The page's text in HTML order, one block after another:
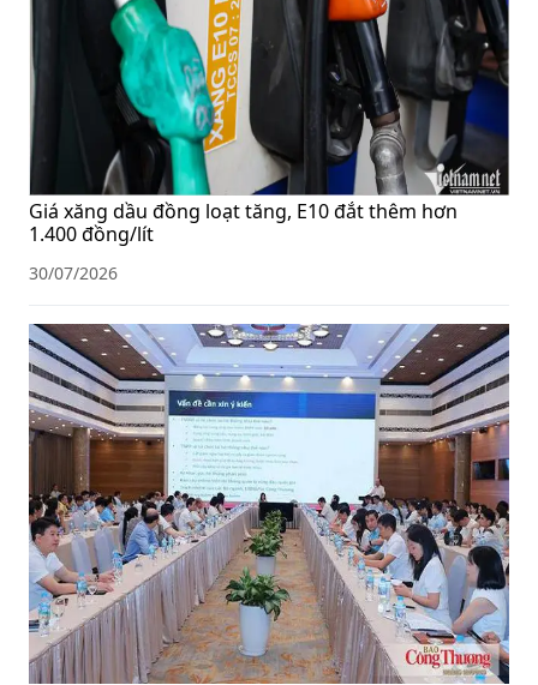
Giá xăng dầu đồng loạt tăng, E10 đắt thêm hơn
1.400 đồng/lít
30/07/2026